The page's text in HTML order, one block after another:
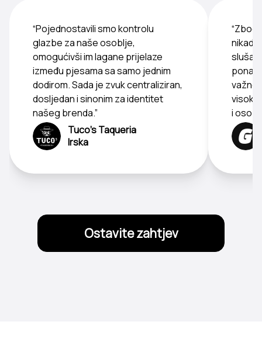
“Pojednostavili smo kontrolu
glazbe za naše osoblje,
omogućivši im lagane prijelaze
između pjesama sa samo jednim
dodirom. Sada je zvuk centraliziran,
dosljedan i sinonim za identitet
našeg brenda.”
Tuco's Taqueria
Irska
“Zbog
važno
i
Ostavite zahtjev